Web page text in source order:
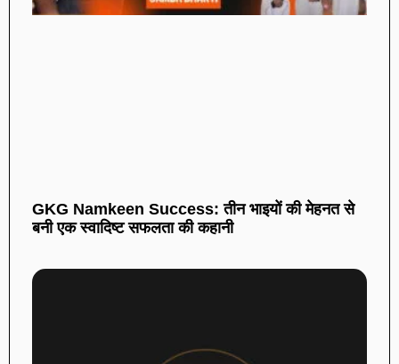
GKG Namkeen Success: तीन भाइयों की मेहनत से
बनी एक स्वादिष्ट सफलता की कहानी